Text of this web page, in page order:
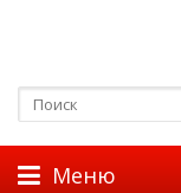
Меню